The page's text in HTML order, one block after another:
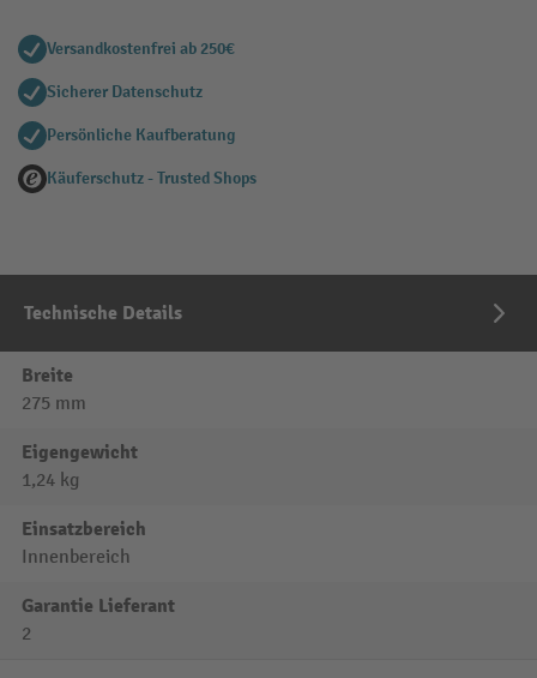
Versandkostenfrei ab 250€
Sicherer Datenschutz
Persönliche Kaufberatung
Käuferschutz - Trusted Shops
Technische Details
Breite
275 mm
Eigengewicht
1,24 kg
Einsatzbereich
Innenbereich
Garantie Lieferant
2